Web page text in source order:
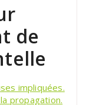
de
impliquées.
propagation.